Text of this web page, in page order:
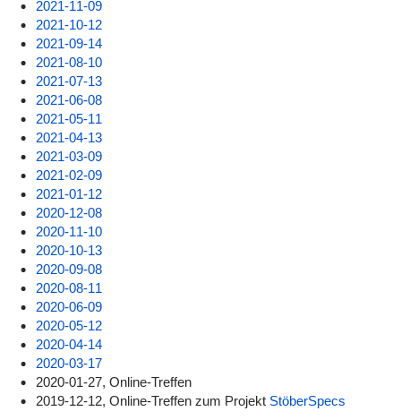
2021-11-09
2021-10-12
2021-09-14
2021-08-10
2021-07-13
2021-06-08
2021-05-11
2021-04-13
2021-03-09
2021-02-09
2021-01-12
2020-12-08
2020-11-10
2020-10-13
2020-09-08
2020-08-11
2020-06-09
2020-05-12
2020-04-14
2020-03-17
2020-01-27, Online-Treffen
2019-12-12, Online-Treffen zum Projekt StöberSpecs